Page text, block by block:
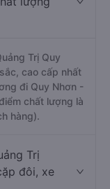
Trị Quy
cao cấp nhất
đi Quy Nhơn -
chất lượng là
hàng).
Trị
đôi, xe